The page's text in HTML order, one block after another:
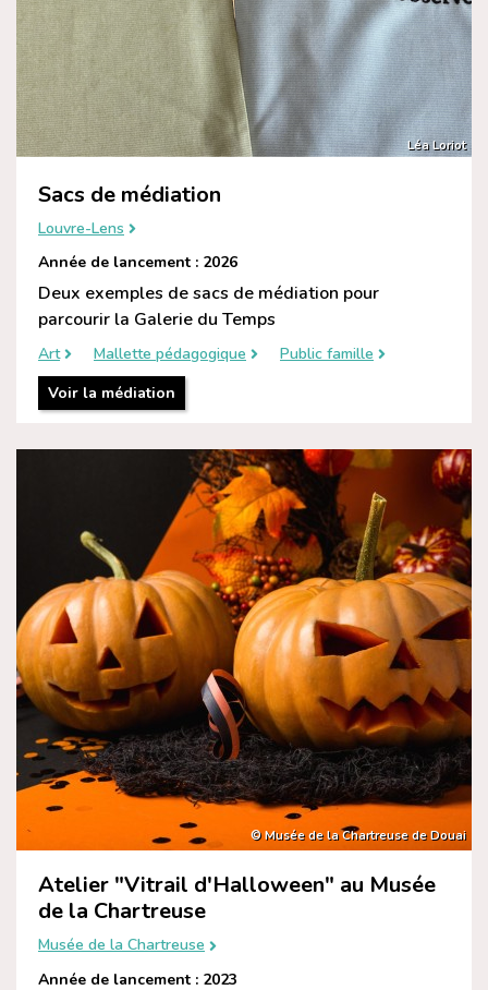
Léa Loriot
Sacs de médiation
Louvre-Lens
Année de lancement : 2026
Deux exemples de sacs de médiation pour
parcourir la Galerie du Temps
Art Mallette pédagogique
Public famille
Voir la médiation
© Musée de la Chartreuse de Douai
Atelier "Vitrail d'Halloween" au Musée
de la Chartreuse
Musée de la Chartreuse
Année de lancement : 2023